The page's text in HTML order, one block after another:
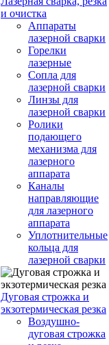
и очистка
Аппараты
лазерной сварки
Горелки
лазерные
Сопла для
лазерной сварки
Линзы для
лазерной сварки
Ролики
подающего
механизма для
лазерного
аппарата
Каналы
направляющие
для лазерного
аппарата
Уплотнительные
кольца для
лазерной сварки
Дуговая строжка и
экзотермическая резка
Воздушно-
дуговая строжка